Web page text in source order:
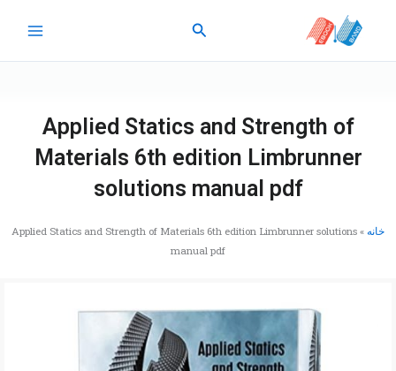
جستجو
Applied Statics and Strength of
Materials 6th edition Limbrunner
solutions manual pdf
خانه »
Applied Statics and Strength of Materials 6th edition Limbrunner solutions
manual pdf